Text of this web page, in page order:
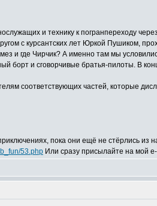
и технику к погранпереходу
с курсантских лет Юркой Пушиком,
и где Чирчик? А именно там мы
борт и сговорчивые братья-пилоты. В
соответствующих частей, которые
пока они ещё не стёрлись
53.php Или сразу присылайте на мой e-